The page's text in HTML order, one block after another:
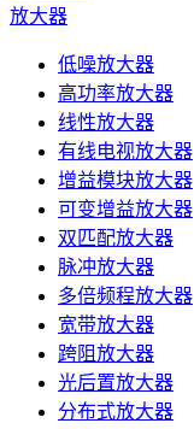
放大器
低噪放大器
高功率放大器
线性放大器
有线电视放大器
增益模块放大器
可变增益放大器
双匹配放大器
脉冲放大器
多倍频程放大器
宽带放大器
跨阻放大器
光后置放大器
分布式放大器